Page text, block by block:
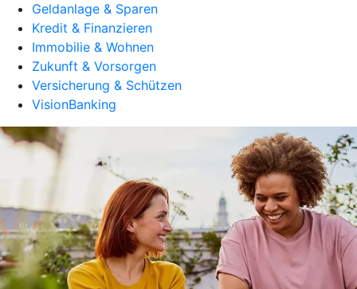
Geldanlage & Sparen
Kredit & Finanzieren
Immobilie & Wohnen
Zukunft & Vorsorgen
Versicherung & Schützen
VisionBanking